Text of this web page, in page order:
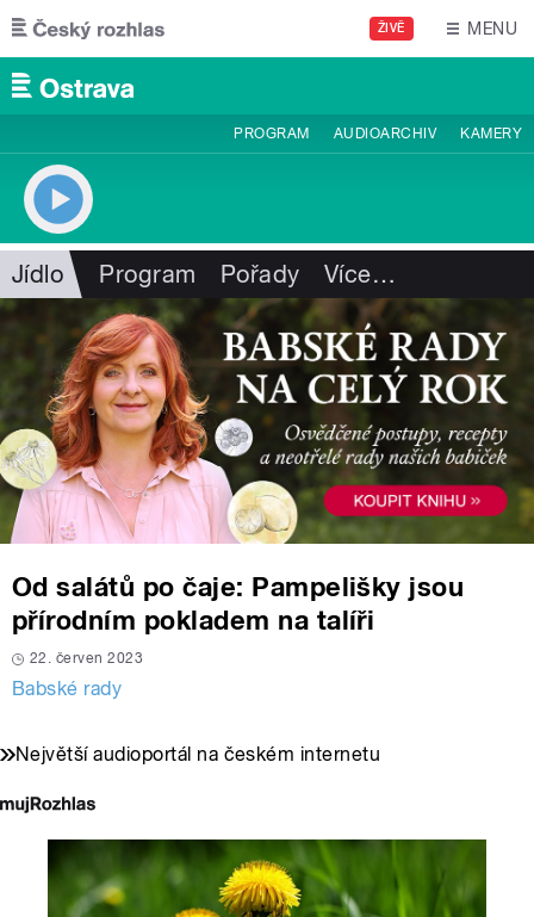
Přejít k hlavnímu obsahu
ŽIVĚ MENU
PROGRAM AUDIOARCHIV KAMERY
Jídlo Program Pořady Více…
Od salátů po čaje: Pampelišky jsou
přírodním pokladem na talíři
22. červen 2023
Babské rady
Největší audioportál na českém internetu